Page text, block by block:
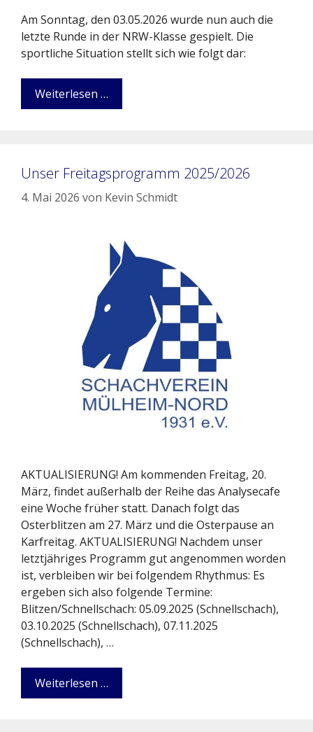
Am Sonntag, den 03.05.2026 wurde nun auch die
letzte Runde in der NRW-Klasse gespielt. Die
sportliche Situation stellt sich wie folgt dar:
Weiterlesen …
Unser Freitagsprogramm 2025/2026
4. Mai 2026 von Kevin Schmidt
AKTUALISIERUNG! Am kommenden Freitag, 20.
März, findet außerhalb der Reihe das Analysecafe
eine Woche früher statt. Danach folgt das
Osterblitzen am 27. März und die Osterpause an
Karfreitag. AKTUALISIERUNG! Nachdem unser
letztjähriges Programm gut angenommen worden
ist, verbleiben wir bei folgendem Rhythmus: Es
ergeben sich also folgende Termine:
Blitzen/Schnellschach: 05.09.2025 (Schnellschach),
03.10.2025 (Schnellschach), 07.11.2025
(Schnellschach), …
Weiterlesen …